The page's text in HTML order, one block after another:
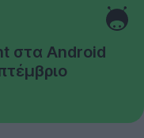
στα Android